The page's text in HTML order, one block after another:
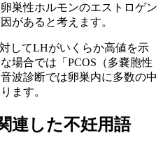
巣性ホルモンのエストロゲン
があると考えます。
してLHがいくらか高値を示
場合では「PCOS（多嚢胞性
波診断では卵巣内に多数の中
ます。
連した不妊用語